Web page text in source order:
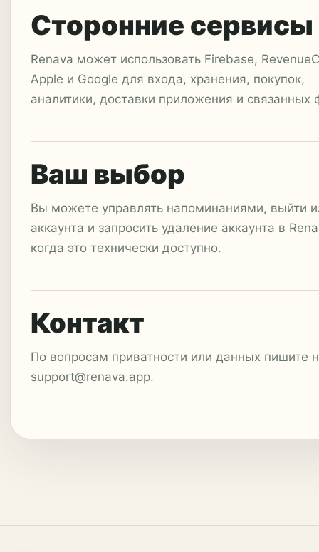
Сторонние сервисы
Renava может использовать Firebase,
Apple и Google для входа, хранения, покупок,
аналитики, доставки приложения и связанных
Ваш выбор
Вы можете управлять напоминаниями, выйти
аккаунта и запросить удаление аккаунта в
когда это технически доступно.
Контакт
По вопросам приватности или данных пишите
support@renava.app.